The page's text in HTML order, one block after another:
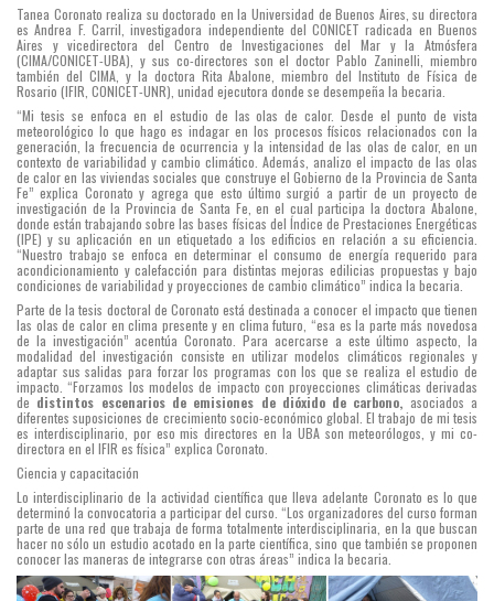
Tanea Coronato realiza su doctorado en la Universidad de Buenos Aires, su directora
es Andrea F. Carril, investigadora independiente del CONICET radicada en Buenos
Aires y vicedirectora del Centro de Investigaciones del Mar y la Atmósfera
(CIMA/CONICET-UBA), y sus co-directores son el doctor Pablo Zaninelli, miembro
también del CIMA, y la doctora Rita Abalone, miembro del Instituto de Física de
Rosario (IFIR, CONICET-UNR), unidad ejecutora donde se desempeña la becaria.
“Mi tesis se enfoca en el estudio de las olas de calor. Desde el punto de vista
meteorológico lo que hago es indagar en los procesos físicos relacionados con la
generación, la frecuencia de ocurrencia y la intensidad de las olas de calor, en un
contexto de variabilidad y cambio climático. Además, analizo el impacto de las olas
de calor en las viviendas sociales que construye el Gobierno de la Provincia de Santa
Fe” explica Coronato y agrega que esto último surgió a partir de un proyecto de
investigación de la Provincia de Santa Fe, en el cual participa la doctora Abalone,
donde están trabajando sobre las bases físicas del Índice de Prestaciones Energéticas
(IPE) y su aplicación en un etiquetado a los edificios en relación a su eficiencia.
“Nuestro trabajo se enfoca en determinar el consumo de energía requerido para
acondicionamiento y calefacción para distintas mejoras edilicias propuestas y bajo
condiciones de variabilidad y proyecciones de cambio climático” indica la becaria.
Parte de la tesis doctoral de Coronato está destinada a conocer el impacto que tienen
las olas de calor en clima presente y en clima futuro, “esa es la parte más novedosa
de la investigación” acentúa Coronato. Para acercarse a este último aspecto, la
modalidad del investigación consiste en utilizar modelos climáticos regionales y
adaptar sus salidas para forzar los programas con los que se realiza el estudio de
impacto. “Forzamos los modelos de impacto con proyecciones climáticas derivadas
de distintos escenarios de emisiones de dióxido de carbono, asociados a
diferentes suposiciones de crecimiento socio-económico global. El trabajo de mi tesis
es interdisciplinario, por eso mis directores en la UBA son meteorólogos, y mi co-
directora en el IFIR es física” explica Coronato.
Ciencia y capacitación
Lo interdisciplinario de la actividad científica que lleva adelante Coronato es lo que
determinó la convocatoria a participar del curso. “Los organizadores del curso forman
parte de una red que trabaja de forma totalmente interdisciplinaria, en la que buscan
hacer no sólo un estudio acotado en la parte científica, sino que también se proponen
conocer las maneras de integrarse con otras áreas” indica la becaria.